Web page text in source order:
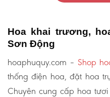
Hoa khai trương,
Sơn Động
hoaphuquy.com – Shop
thống điện hoa, đặt hoa
Chuyên cung cấp hoa tươi